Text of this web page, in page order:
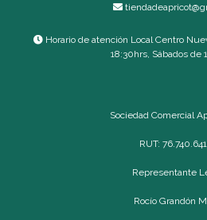
Horario de atención Local Centro
18:30hrs, Sábados de
Sociedad Comercial
RUT:
Representante
Rocío Grandón